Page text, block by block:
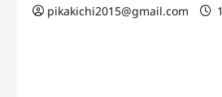
pikakichi2015@gmail.com